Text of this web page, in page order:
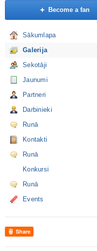
Become a fan
Sākumlapa
Galerija
Sekotāji
Jaunumi
Partneri
Darbinieki
Runā
Kontakti
Runā
Konkursi
Runā
Events
Share